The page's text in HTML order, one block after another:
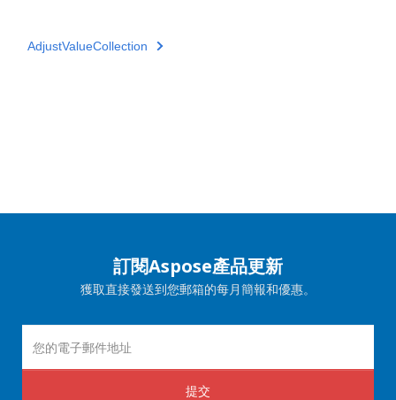
AdjustValueCollection
訂閱Aspose產品更新
獲取直接發送到您郵箱的每月簡報和優惠。
提交